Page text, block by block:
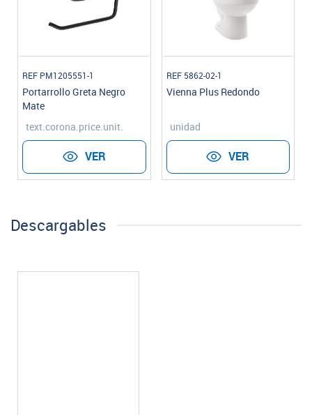
REF PM1205551-1
Portarrollo Greta Negro
Mate
text.corona.price.unit.
VER
REF 5862-02-1
Vienna Plus Redondo
unidad
VER
Descargables